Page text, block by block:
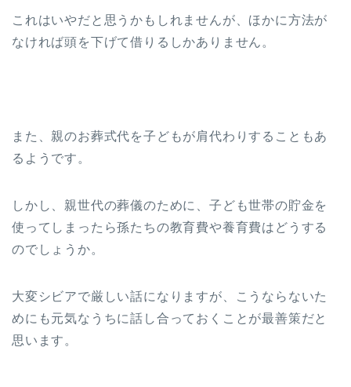
これはいやだと思うかもしれませんが、ほかに方法が
なければ頭を下げて借りるしかありません。
また、親のお葬式代を子どもが肩代わりすることもあ
るようです。
しかし、親世代の葬儀のために、子ども世帯の貯金を
使ってしまったら孫たちの教育費や養育費はどうする
のでしょうか。
大変シビアで厳しい話になりますが、こうならないた
めにも元気なうちに話し合っておくことが最善策だと
思います。